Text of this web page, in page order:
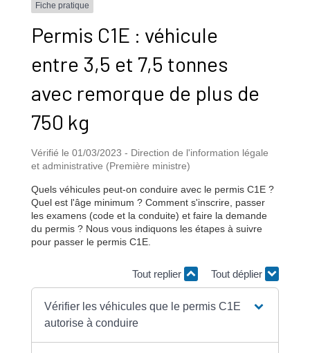
Fiche pratique
Permis C1E : véhicule
entre 3,5 et 7,5 tonnes
avec remorque de plus de
750 kg
Vérifié le 01/03/2023 - Direction de l'information légale
et administrative (Première ministre)
Quels véhicules peut-on conduire avec le permis C1E ?
Quel est l'âge minimum ? Comment s'inscrire, passer
les examens (code et la conduite) et faire la demande
du permis ? Nous vous indiquons les étapes à suivre
pour passer le permis C1E.
Tout replier Tout déplier
Vérifier les véhicules que le permis C1E
autorise à conduire